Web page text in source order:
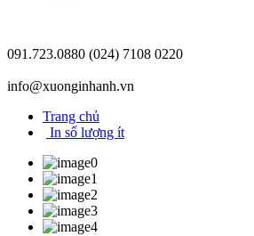
091.723.0880 (024) 7108 0220
info@xuonginhanh.vn
Trang chủ
In số lượng ít